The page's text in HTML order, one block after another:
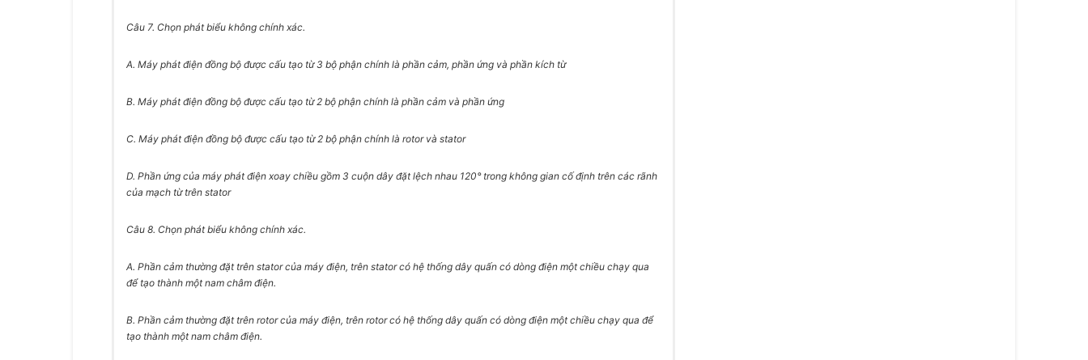
Câu 7. Chọn phát biểu không chính xác.
A. Máy phát điện đồng bộ được cấu tạo từ 3 bộ phận chính là phần cảm, phần ứng và phần kích từ
B. Máy phát điện đồng bộ được cấu tạo từ 2 bộ phận chính là phần cảm và phần ứng
C. Máy phát điện đồng bộ được cấu tạo từ 2 bộ phận chính là rotor và stator
D. Phần ứng của máy phát điện xoay chiều gồm 3 cuộn dây đặt lệch nhau 120° trong không gian cố định trên các rãnh
của mạch từ trên stator
Câu 8. Chọn phát biểu không chính xác.
A. Phần cảm thường đặt trên stator của máy điện, trên stator có hệ thống dây quấn có dòng điện một chiều chạy qua
để tạo thành một nam châm điện.
B. Phần cảm thường đặt trên rotor của máy điện, trên rotor có hệ thống dây quấn có dòng điện một chiều chạy qua để
tạo thành một nam châm điện.